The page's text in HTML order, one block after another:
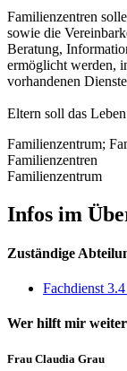
Familienzentren
sowie die
Beratung,
ermöglicht werden,
vorhandenen
Eltern soll das
Familienzentrum;
Familienzentren
Familienzentrum
Infos im
Zuständige
Fachdienst
Wer hilft mir
Frau Claudia Grau